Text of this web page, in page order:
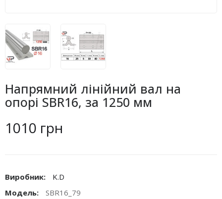
Напрямний лінійний вал на
опорі SBR16, за 1250 мм
1010 грн
Виробник:
K.D
Модель:
SBR16_79